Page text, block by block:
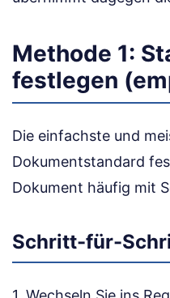
Methode 1:
festlegen
Die einfachste und
Dokumentstandard
Dokument häufig mit
Schritt-für-